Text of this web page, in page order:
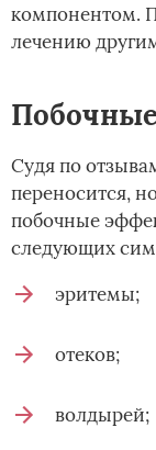
компонентом.
лечению
Судя по
переносится,
побочные
следующих
эритемы;
отеков;
волдырей;